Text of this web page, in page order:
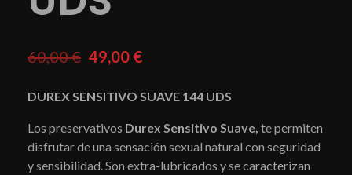
60,00€ 49,00 €
DUREX SENSITIVO SUAVE 144 UDS
Los preservativos Durex Sensitivo Suave, te permiten
disfrutar de una sensación sexual natural con seguridad
y sensibilidad. Son extra-lubricados y se caracterizan